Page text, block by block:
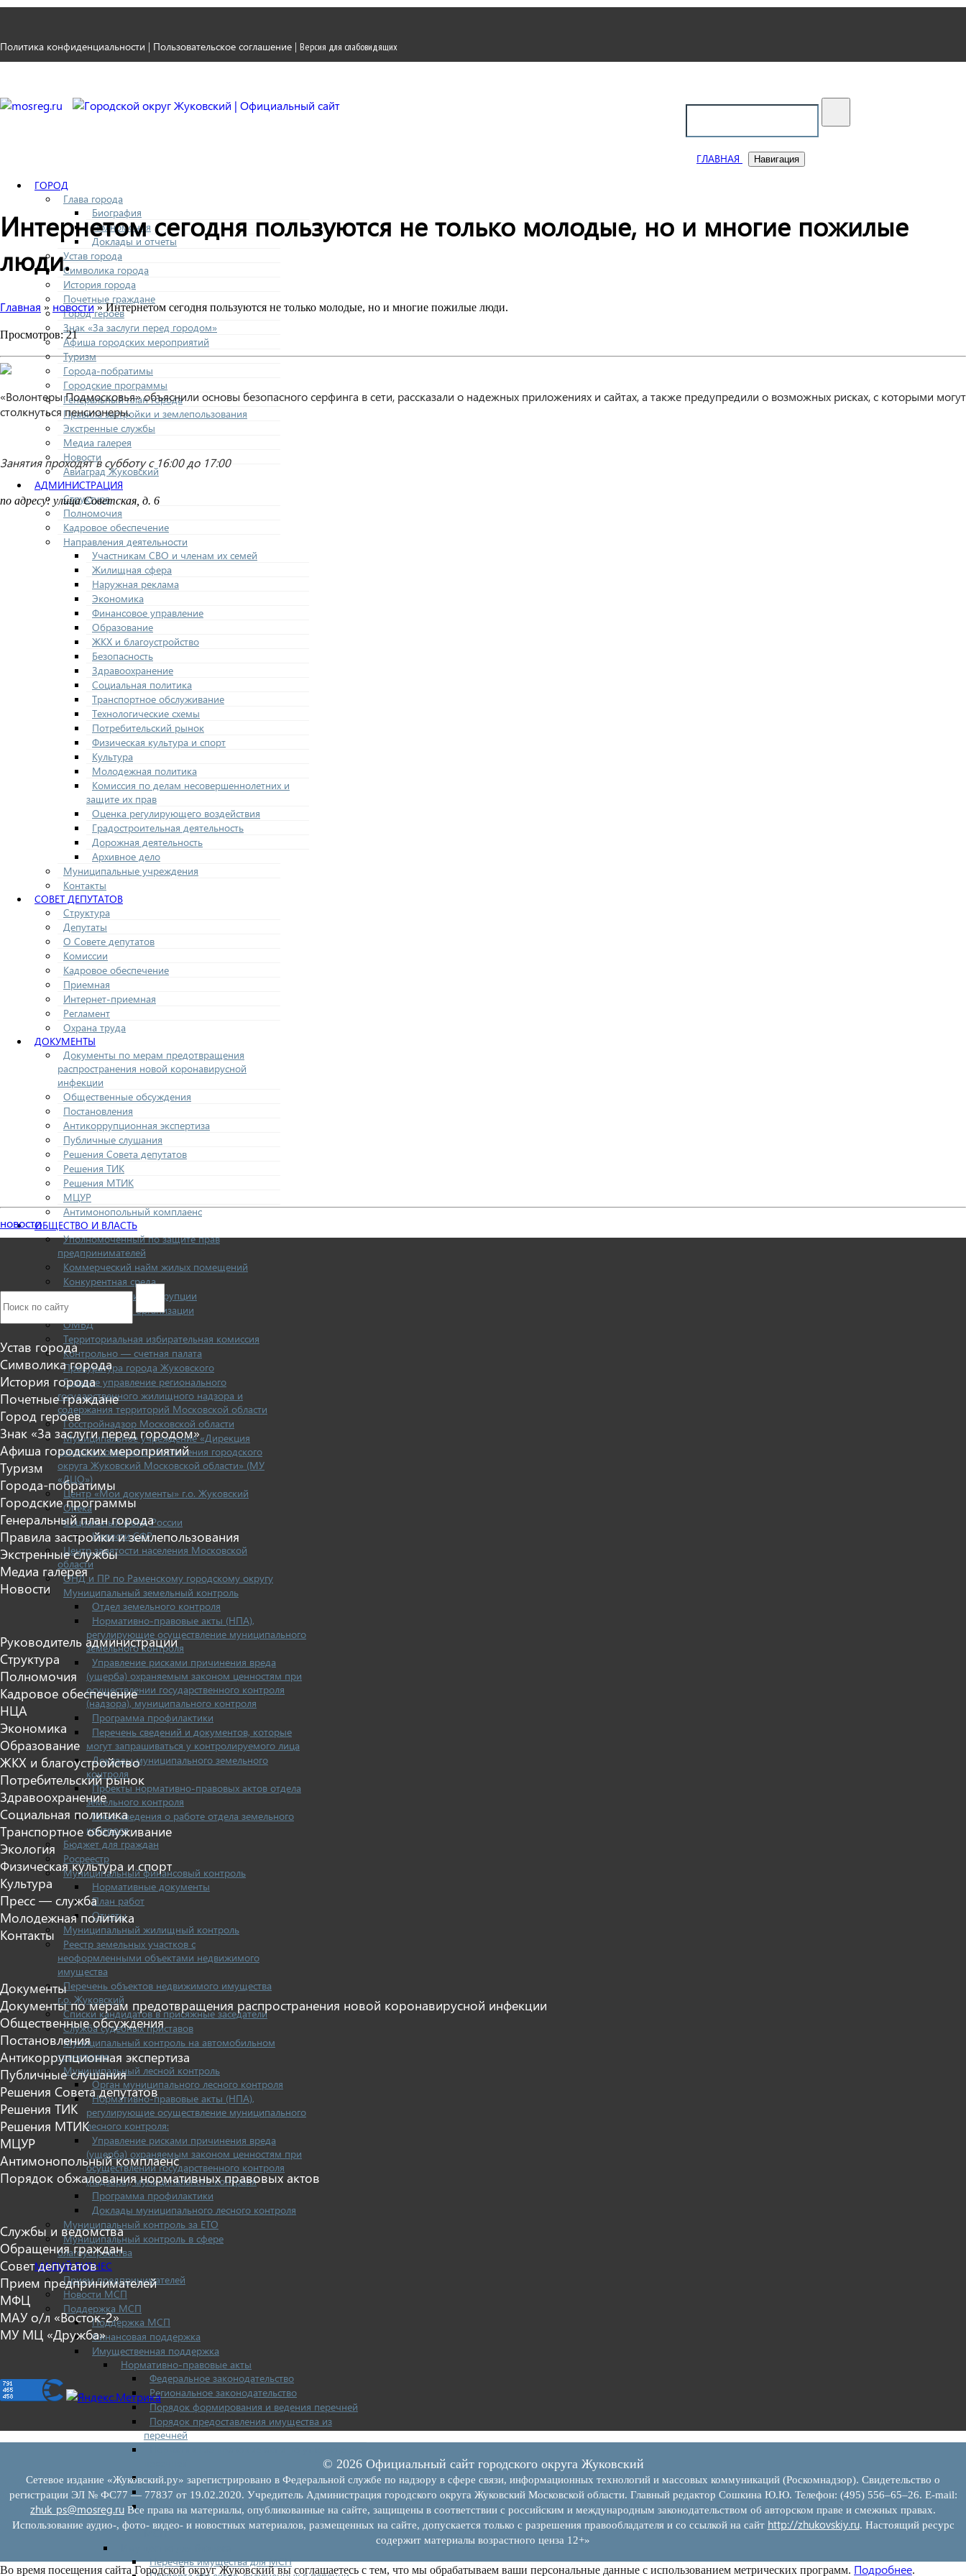
Политика конфиденциальности | Пользовательское соглашение | Версия для слабовидящих
ГЛАВНАЯ Навигация
ГОРОД
Глава города
Биография
Полномочия
Доклады и отчеты
Устав города
Символика города
История города
Почетные граждане
Город героев
Знак «За заслуги перед городом»
Афиша городских мероприятий
Туризм
Города-побратимы
Городские программы
Генеральный план города
Правила застройки и землепользования
Экстренные службы
Медиа галерея
Новости
Авиаград Жуковский
АДМИНИСТРАЦИЯ
Структура
Полномочия
Кадровое обеспечение
Направления деятельности
Участникам СВО и членам их семей
Жилищная сфера
Наружная реклама
Экономика
Финансовое управление
Образование
ЖКХ и благоустройство
Безопасность
Здравоохранение
Социальная политика
Транспортное обслуживание
Технологические схемы
Потребительский рынок
Физическая культура и спорт
Культура
Молодежная политика
Комиссия по делам несовершеннолетних и
защите их прав
Оценка регулирующего воздействия
Градостроительная деятельность
Дорожная деятельность
Архивное дело
Муниципальные учреждения
Контакты
СОВЕТ ДЕПУТАТОВ
Структура
Депутаты
О Совете депутатов
Комиссии
Кадровое обеспечение
Приемная
Интернет-приемная
Регламент
Охрана труда
ДОКУМЕНТЫ
Документы по мерам предотвращения
распространения новой коронавирусной
инфекции
Общественные обсуждения
Постановления
Антикоррупционная экспертиза
Публичные слушания
Решения Совета депутатов
Решения ТИК
Решения МТИК
МЦУР
Антимонопольный комплаенс
ОБЩЕСТВО И ВЛАСТЬ
Уполномоченный по защите прав
предпринимателей
Коммерческий найм жилых помещений
Конкурентная среда
Противодействие коррупции
Общественные организации
ОМВД
Территориальная избирательная комиссия
Контрольно — счетная палата
Прокуратура города Жуковского
Главное управление регионального
государственного жилищного надзора и
содержания территорий Московской области
Госстройнадзор Московской области
Муниципальное учреждение «Дирекция
централизованного обеспечения городского
округа Жуковский Московской области» (МУ
«ДЦО»)
Центр «Мои документы» г.о. Жуковский
Опека
Социальный фонд России
Новости СФР
Центр занятости населения Московской
области
ОНД и ПР по Раменскому городскому округу
Муниципальный земельный контроль
Отдел земельного контроля
Нормативно-правовые акты (НПА),
регулирующие осуществление муниципального
земельного контроля
Управление рисками причинения вреда
(ущерба) охраняемым законом ценностям при
осуществлении государственного контроля
(надзора), муниципального контроля
Программа профилактики
Перечень сведений и документов, которые
могут запрашиваться у контролируемого лица
Доклады муниципального земельного
контроля
Проекты нормативно-правовых актов отдела
земельного контроля
Иные сведения о работе отдела земельного
контроля
Бюджет для граждан
Росреестр
Муниципальный финансовый контроль
Нормативные документы
План работ
Отчеты
Муниципальный жилищный контроль
Реестр земельных участков с
неоформленными объектами недвижимого
имущества
Перечень объектов недвижимого имущества
г.о. Жуковский
Списки кандидатов в присяжные заседатели
Служба судебных приставов
Муниципальный контроль на автомобильном
транспорте
Муниципальный лесной контроль
Орган муниципального лесного контроля
Нормативно-правовые акты (НПА),
регулирующие осуществление муниципального
лесного контроля:
Управление рисками причинения вреда
(ущерба) охраняемым законом ценностям при
осуществлении государственного контроля
(надзора), муниципального контроля
Программа профилактики
Доклады муниципального лесного контроля
Муниципальный контроль за ЕТО
Муниципальный контроль в сфере
благоустройства
МАЛЫЙ БИЗНЕС
Прием предпринимателей
Новости МСП
Поддержка МСП
Поддержка МСП
Финансовая поддержка
Имущественная поддержка
Нормативно-правовые акты
Федеральное законодательство
Региональное законодательство
Порядок формирования и ведения перечней
Порядок предоставления имущества из
перечней
Административные регламенты
Программы по развитию МСП
Нормативные правовые акты по
антикризисным мерам поддержки субъектов
МСП
Перечень имущества для МСП
Интернетом сегодня пользуются не только молодые, но и многие пожилые
люди.
Главная » новости» Интернетом сегодня пользуются не только молодые, но и многие пожилые люди.
Просмотров: 21
«Волонтеры Подмосковья» объяснили основы безопасного серфинга в сети, рассказали о надежных приложениях и сайтах, а также предупредили о возможных рисках, с которыми могут
столкнуться пенсионеры.
Занятия проходят в субботу с 16:00 до 17:00
по адресу: улица Советская, д. 6
новости
Устав города
Символика города
История города
Почетные граждане
Город героев
Знак «За заслуги перед городом»
Афиша городских мероприятий
Туризм
Города-побратимы
Городские программы
Генеральный план города
Правила застройки и землепользования
Экстренные службы
Медиа галерея
Новости
Руководитель администрации
Структура
Полномочия
Кадровое обеспечение
НЦА
Экономика
Образование
ЖКХ и благоустройство
Потребительский рынок
Здравоохранение
Социальная политика
Транспортное обслуживание
Экология
Физическая культура и спорт
Культура
Пресс — служба
Молодежная политика
Контакты
Документы
Документы по мерам предотвращения распространения новой коронавирусной инфекции
Общественные обсуждения
Постановления
Антикоррупционная экспертиза
Публичные слушания
Решения Совета депутатов
Решения ТИК
Решения МТИК
МЦУР
Антимонопольный комплаенс
Порядок обжалования нормативных правовых актов
Службы и ведомства
Обращения граждан
Совет депутатов
Прием предпринимателей
МФЦ
МАУ о/л «Восток-2»
МУ МЦ «Дружба»
© 2026 Официальный сайт городского округа Жуковский
Сетевое издание «Жуковский.ру» зарегистрировано в Федеральной службе по надзору в сфере связи, информационных технологий и массовых коммуникаций (Роскомнадзор). Свидетельство о
регистрации ЭЛ № ФС77 — 77837 от 19.02.2020. Учредитель Администрация городского округа Жуковский Московской области. Главный редактор Сошкина Ю.Ю. Телефон: (495) 556–65–26. E‑mail:
zhuk_ps@mosreg.ru Все права на материалы, опубликованные на сайте, защищены в соответствии с российским и международным законодательством об авторском праве и смежных правах.
Использование аудио-, фото- видео- и новостных материалов, размещенных на сайте, допускается только с разрешения правообладателя и со ссылкой на сайт http://zhukovskiy.ru. Настоящий ресурс
содержит материалы возрастного ценза 12+»
Во время посещения сайта Городской округ Жуковский вы соглашаетесь с тем, что мы обрабатываем ваши персональные данные с использованием метрических программ. Подробнее.